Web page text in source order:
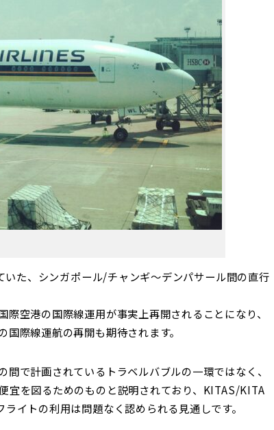
た、シンガポール/チャンギ〜デンパサール間の直行
空港の国際線運用が事実上再開されることになり、
際線運航の再開も期待されます。
で計画されているトラベルバブルの一環ではなく、
宜を図るためのものと説明されており、KITAS/KITA
イトの利用は問題なく認められる見通しです。